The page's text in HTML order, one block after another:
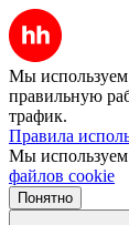
Мы используем
правильную
трафик.
Правила
Мы
файлов cookie
Понятно